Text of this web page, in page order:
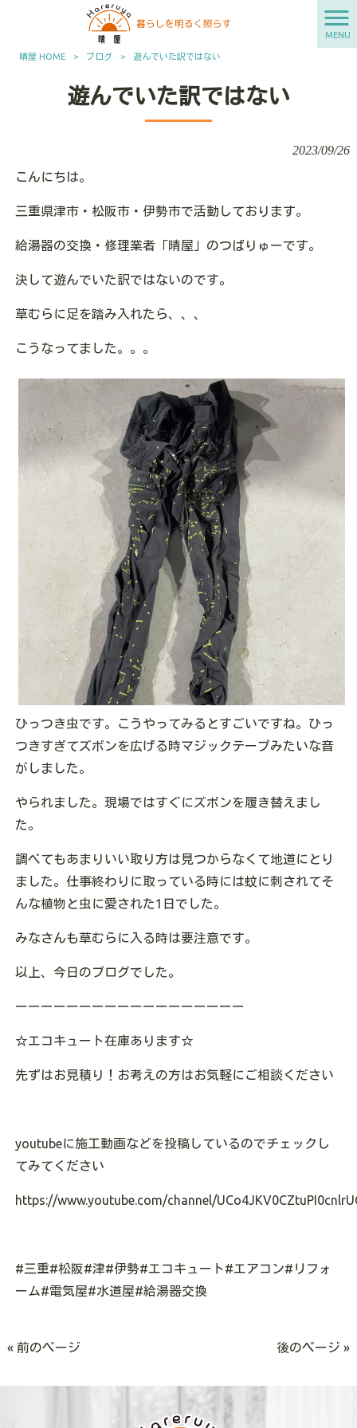
MENU
晴屋 HOME > ブログ > 遊んでいた訳ではない
遊んでいた訳ではない
2023/09/26
こんにちは。
三重県津市・松阪市・伊勢市で活動しております。
給湯器の交換・修理業者「晴屋」のつばりゅーです。
決して遊んでいた訳ではないのです。
草むらに足を踏み入れたら、、、
こうなってました。。。
ひっつき虫です。こうやってみるとすごいですね。ひっ
つきすぎてズボンを広げる時マジックテープみたいな音
がしました。
やられました。現場ではすぐにズボンを履き替えまし
た。
調べてもあまりいい取り方は見つからなくて地道にとり
ました。仕事終わりに取っている時には蚊に刺されてそ
んな植物と虫に愛された1日でした。
みなさんも草むらに入る時は要注意です。
以上、今日のブログでした。
ーーーーーーーーーーーーーーーーーー
☆エコキュート在庫あります☆
先ずはお見積り！お考えの方はお気軽にご相談ください
youtubeに施工動画などを投稿しているのでチェックし
てみてください
https://www.youtube.com/channel/
#三重#松阪#津#伊勢#エコキュート#エアコン# リフォ
ーム#電気屋#水道屋#給湯器交換
« 前のページ 後のページ »